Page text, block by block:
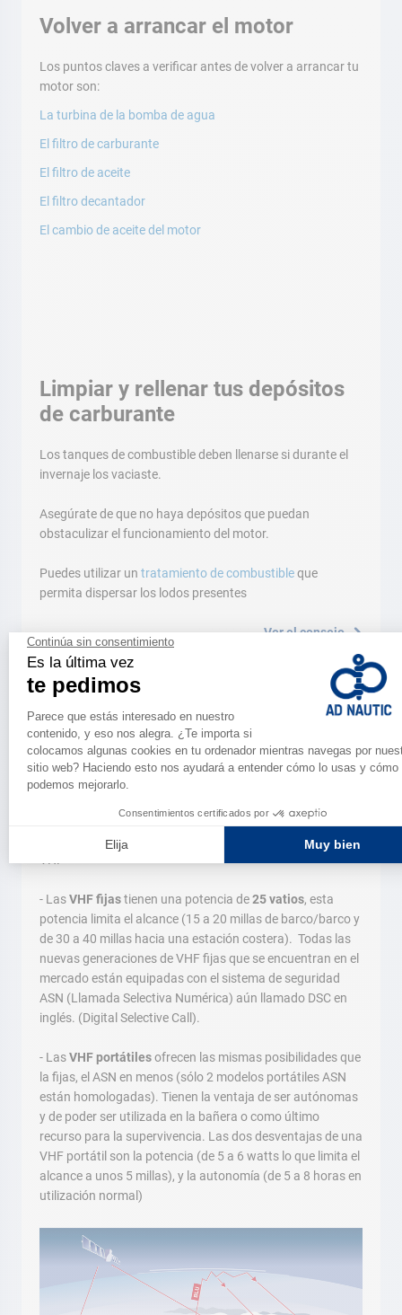
Volver a arrancar el motor
Los puntos claves a verificar antes de volver a arrancar tu
motor son:
La turbina de la bomba de agua
El filtro de carburante
El filtro de aceite
El filtro decantador
El cambio de aceite del motor
Limpiar y rellenar tus depósitos
de carburante
Los tanques de combustible deben llenarse si durante el
invernaje los vaciaste.
Asegúrate de que no haya depósitos que puedan
obstaculizar el funcionamiento del motor.
Puedes utilizar un tratamiento de combustibleque
permita dispersar los lodos presentes
Ver el consejo
Una herramienta imprescindible para la
seguridad
¿Fijos y portatiles?
La reglamentación limita la potencia de emisión de las
- LasVHF fijastienen una potencia de25 vatios, esta
potencia limita el alcance (15 a 20 millas de barco/barco y
de 30 a 40 millas hacia una estación costera). Todas las
nuevas generaciones de VHF fijas que se encuentran en el
mercado están equipadas con el sistema de seguridad
ASN (Llamada Selectiva Numérica) aún llamado DSC en
inglés. (Digital Selective Call).
- LasVHF portátilesofrecen las mismas posibilidades que
la fijas, el ASN en menos (sólo 2 modelos portátiles ASN
están homologadas). Tienen la ventaja de ser autónomas
y de poder ser utilizada en la bañera o como último
recurso para la supervivencia. Las dos desventajas de una
VHF portátil son la potencia (de 5 a 6 watts lo que limita el
alcance a unos 5 millas), y la autonomía (de 5 a 8 horas en
utilización normal)